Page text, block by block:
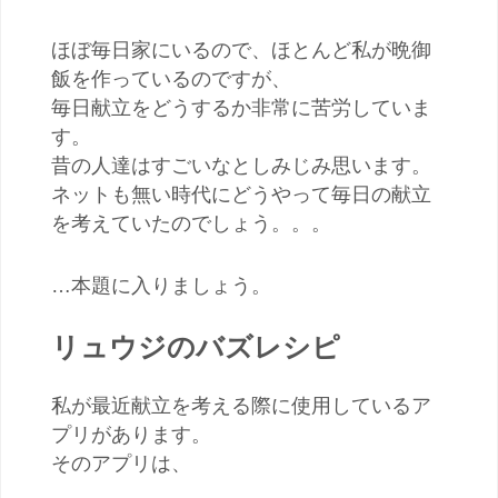
ほぼ毎日家にいるので、ほとんど私が晩御
飯を作っているのですが、
毎日献立をどうするか非常に苦労していま
す。
昔の人達はすごいなとしみじみ思います。
ネットも無い時代にどうやって毎日の献立
を考えていたのでしょう。。。
…本題に入りましょう。
リュウジのバズレシピ
私が最近献立を考える際に使用しているア
プリがあります。
そのアプリは、